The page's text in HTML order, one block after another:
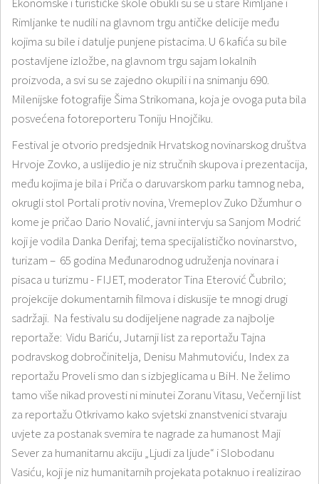
Rimljanke te nudili na glavnom trgu antičke delicije među
kojima su bile i datulje punjene pistacima. U 6 kafića su bile
postavljene izložbe, na glavnom trgu sajam lokalnih
proizvoda, a svi su se zajedno okupili i na snimanju 690.
Milenijske fotografije Šima Strikomana, koja je ovoga puta bila
posvećena fotoreporteru Toniju Hnojčiku.
Festival je otvorio predsjednik Hrvatskog novinarskog društva
Hrvoje Zovko, a uslijedio je niz stručnih skupova i prezentacija,
među kojima je bila i Priča o daruvarskom parku tamnog neba,
okrugli stol Portali protiv novina, Vremeplov Zuko Džumhur o
kome je pričao Dario Novalić, javni intervju sa Sanjom Modrić
koji je vodila Danka Derifaj; tema specijalističko novinarstvo,
turizam – 65 godina Međunarodnog udruženja novinara i
pisaca u turizmu - FIJET, moderator Tina Eterović Čubrilo;
projekcije dokumentarnih filmova i diskusije te mnogi drugi
sadržaji. Na festivalu su dodijeljene nagrade za najbolje
reportaže: Vidu Bariću, Jutarnji list za reportažu Tajna
podravskog dobročinitelja, Denisu Mahmutoviću, Index za
reportažu Proveli smo dan s izbjeglicama u BiH. Ne želimo
tamo više nikad provesti ni minutei Zoranu Vitasu, Večernji list
za reportažu Otkrivamo kako svjetski znanstvenici stvaraju
uvjete za postanak svemira te nagrade za humanost Maji
Sever za humanitarnu akciju „Ljudi za ljude“ i Slobodanu
Vasiću, koji je niz humanitarnih projekata potaknuo i realizirao